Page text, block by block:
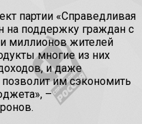
партии «Справедливая
на поддержку граждан с
миллионов жителей
многие из них
и даже
им сэкономить
–